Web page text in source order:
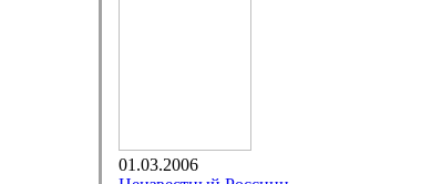
01.03.2006